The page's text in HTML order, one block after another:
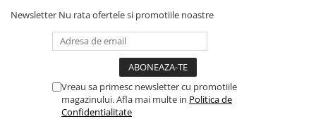
Newsletter Nu rata ofertele si promotiile noastre
Vreau sa primesc newsletter cu promotiile
magazinului. Afla mai multe in Politica de
Confidentialitate